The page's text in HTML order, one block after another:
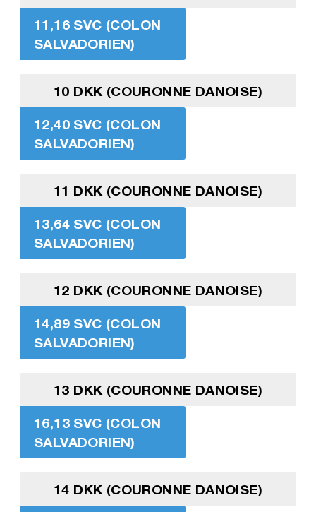
11,16 SVC (COLON
SALVADORIEN)
10 DKK (COURONNE DANOISE)
12,40 SVC (COLON
SALVADORIEN)
11 DKK (COURONNE DANOISE)
13,64 SVC (COLON
SALVADORIEN)
12 DKK (COURONNE DANOISE)
14,89 SVC (COLON
SALVADORIEN)
13 DKK (COURONNE DANOISE)
16,13 SVC (COLON
SALVADORIEN)
14 DKK (COURONNE DANOISE)